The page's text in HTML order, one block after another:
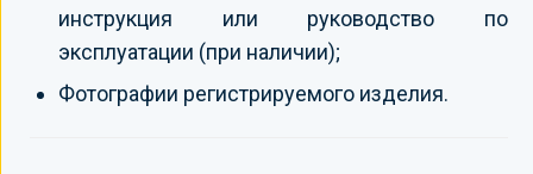
инструкция или руководство по
эксплуатации (при наличии);
Фотографии регистрируемого изделия.